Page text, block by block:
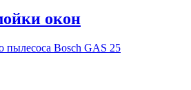
окон
Bosch GAS 25